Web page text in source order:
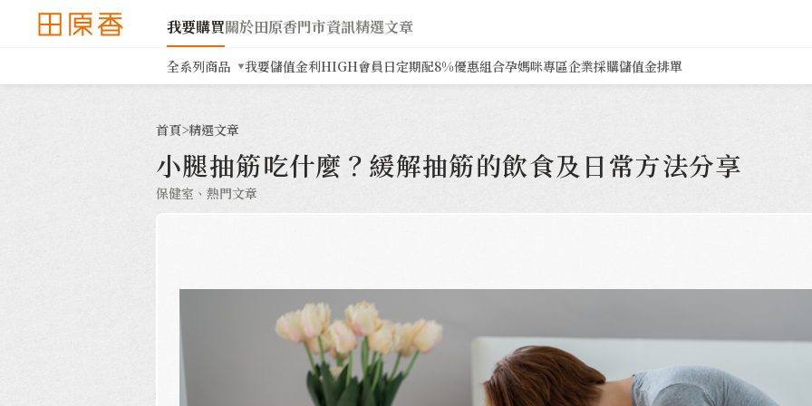
我要購買關於田原香門市資訊精選文章
全系列商品 我要儲值金利HIGH會員日定期配8%優惠組合孕媽咪專區企業採購儲值金排單
首頁>精選文章
小腿抽筋吃什麼？緩解抽筋的飲食及日常方法分享
保健室、熱門文章